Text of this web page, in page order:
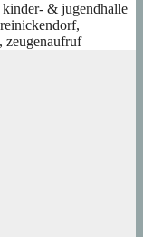
kinder- & jugendhalle
reinickendorf,
, zeugenaufruf